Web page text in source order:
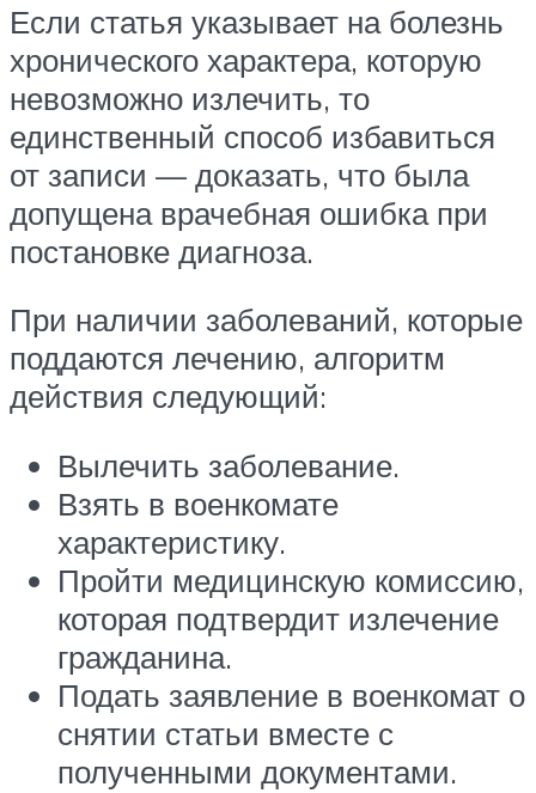
Если статья указывает на болезнь
хронического характера, которую
невозможно излечить, то
единственный способ избавиться
от записи — доказать, что была
допущена врачебная ошибка при
постановке диагноза.
При наличии заболеваний, которые
поддаются лечению, алгоритм
действия следующий:
Вылечить заболевание.
Взять в военкомате
характеристику.
Пройти медицинскую комиссию,
которая подтвердит излечение
гражданина.
Подать заявление в военкомат о
снятии статьи вместе с
полученными документами.